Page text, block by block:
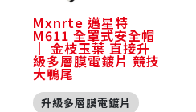
Mxnrte 邁星特
M611 全罩式安全帽
｜ 金枝玉葉 直接升
級多層膜電鍍片 競技
大鴨尾
升級多層膜電鍍片